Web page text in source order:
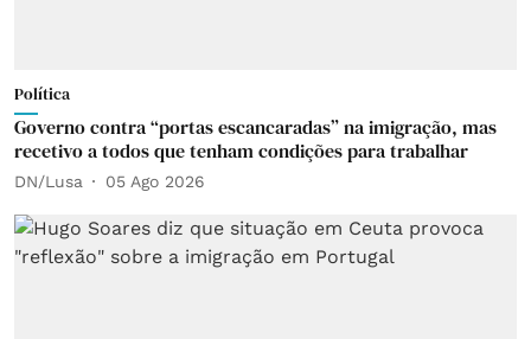
Política
Governo contra “portas escancaradas” na imigração, mas
recetivo a todos que tenham condições para trabalhar
DN/Lusa 05 Ago 2026